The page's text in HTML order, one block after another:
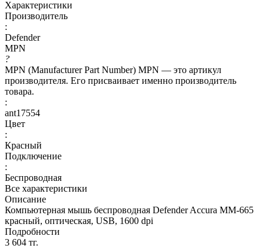
Характеристики
Производитель
:
Defender
MPN
?
MPN (Manufacturer Part Number) MPN — это артикул
производителя. Его присваивает именно производитель
товара.
:
ant17554
Цвет
:
Красный
Подключение
:
Беспроводная
Все характеристики
Описание
Компьютерная мышь беспроводная Defender Accura MM-665
красный, оптическая, USB, 1600 dpi
Подробности
3 604 тг.